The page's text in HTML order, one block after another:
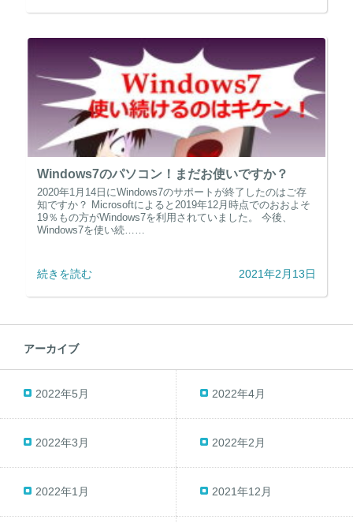
Windows7のパソコン！まだお使いですか？
2020年1月14日にWindows7のサポートが終了したのはご存
知ですか？ Microsoftによると2019年12月時点でのおおよそ
19％もの方がWindows7を利用されていました。 今後、
Windows7を使い続……
続きを読む 2021年2月13日
アーカイブ
2022年5月 2022年4月
2022年3月 2022年2月
2022年1月 2021年12月